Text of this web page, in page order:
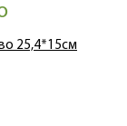
25,4*15см